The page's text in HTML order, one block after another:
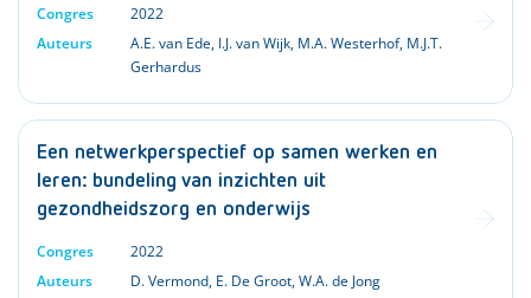
Congres
2022
Auteurs
A.E. van Ede, I.J. van Wijk, M.A. Westerhof, M.J.T.
Gerhardus
Een netwerkperspectief op samen werken en
leren: bundeling van inzichten uit
gezondheidszorg en onderwijs
Congres
2022
Auteurs
D. Vermond, E. De Groot,W.A. de Jong